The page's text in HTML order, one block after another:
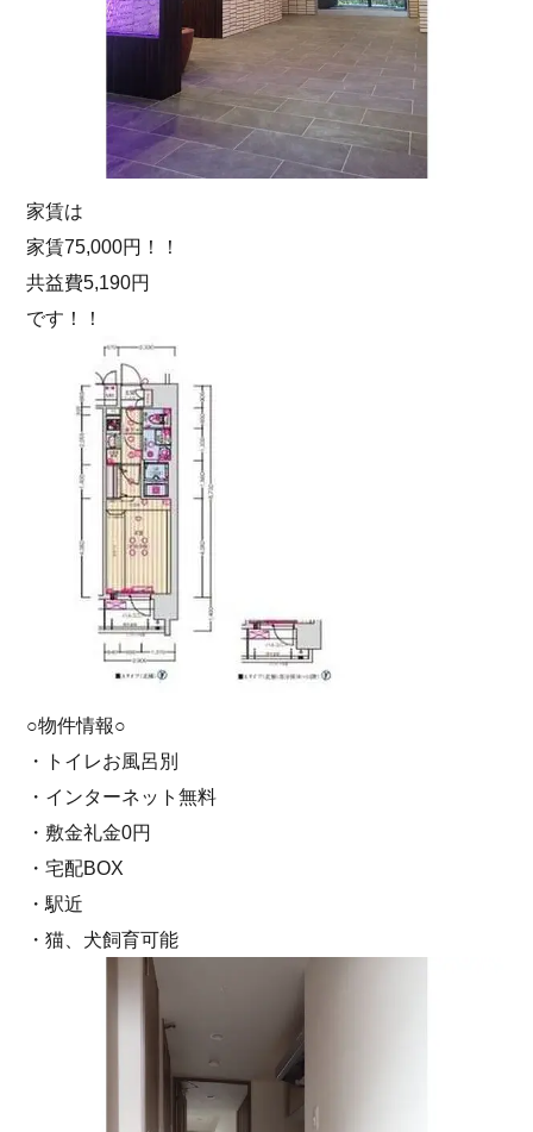
家賃は
家賃75,000円！！
共益費5,190円
です！！
○物件情報○
・トイレお風呂別
・インターネット無料
・敷金礼金0円
・宅配BOX
・駅近
・猫、犬飼育可能